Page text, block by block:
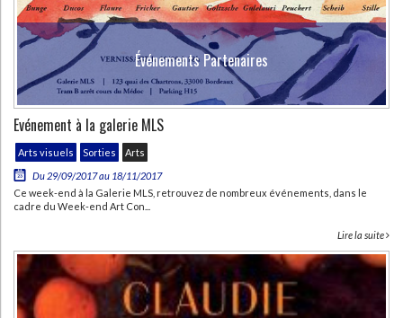
Événements Partenaires
Evénement à la galerie MLS
Arts visuels Sorties
Arts
Du 29/09/2017 au 18/11/2017
Ce week-end à la Galerie MLS, retrouvez de nombreux événements, dans le
cadre du Week-end Art Con...
Lire la suite